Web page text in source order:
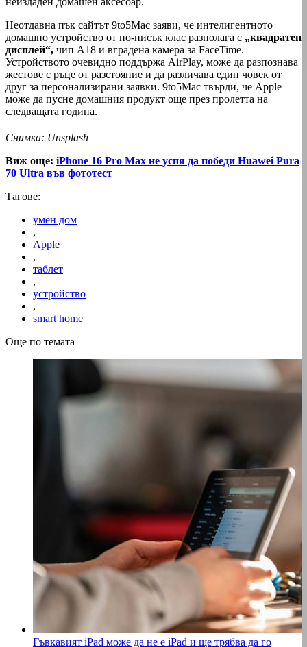
Неотдавна пък сайтът 9to5Mac заяви, че интелигентното
домашно устройство от по-нисък клас разполага с „квадратен
дисплей“, чип A18 и вградена камера за FaceTime.
Устройството очевидно поддържа AirPlay, може да разпознава
жестове с ръце от разстояние и да различава един човек от
друг за персонализирани заявки. 9to5Mac твърди, че Apple
може да пусне домашния продукт още през пролетта на
следващата година.
Снимка: Unsplash
Виж още: iPhone 16 Pro Max не успя да победи Huawei Pura
70 Ultra във фототест
Тагове:
умен дом
,
Apple
,
таблет
,
устройство
,
smart home
Още по темата
Гъвкавият iPad може да не е iPad и ще трябва да го